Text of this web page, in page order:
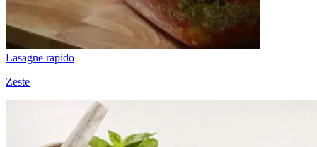
Lasagne rapido
Zeste